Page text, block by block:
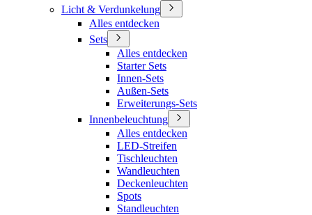
Licht & Verdunkelung
Alles entdecken
Sets
Alles entdecken
Starter Sets
Innen-Sets
Außen-Sets
Erweiterungs-Sets
Innenbeleuchtung
Alles entdecken
LED-Streifen
Tischleuchten
Wandleuchten
Deckenleuchten
Spots
Standleuchten